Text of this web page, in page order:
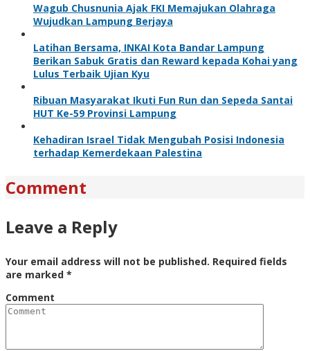
Wagub Chusnunia Ajak FKI Memajukan Olahraga
Wujudkan Lampung Berjaya
Latihan Bersama, INKAI Kota Bandar Lampung
Berikan Sabuk Gratis dan Reward kepada Kohai yang
Lulus Terbaik Ujian Kyu
Ribuan Masyarakat Ikuti Fun Run dan Sepeda Santai
HUT Ke-59 Provinsi Lampung
Kehadiran Israel Tidak Mengubah Posisi Indonesia
terhadap Kemerdekaan Palestina
Comment
Leave a Reply
Your email address will not be published. Required fields
are marked *
Comment